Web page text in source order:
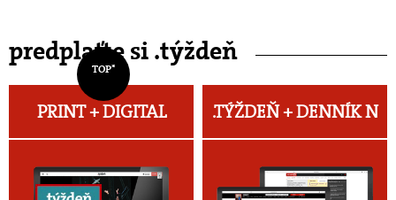
predplaťte si .týždeň
TOP*
PRINT + DIGITAL .TÝŽDEŇ +DENNÍK N